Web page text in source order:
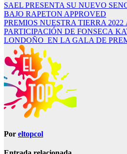
SAEL PRESENTA SU NUEVO
BAJO RAPETON APPROVED
PREMIOS NUESTRA TIERRA
PARTICIPACIÓN DE FONSECA
LONDOÑO EN LA GALA DE
Por eltopcol